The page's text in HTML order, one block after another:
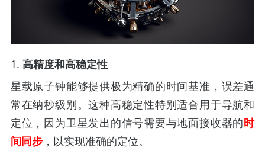
1. 高精度和高稳定性
星载原子钟能够提供极为精确的时间基准，误差通
常在纳秒级别。这种高稳定性特别适合用于导航和
定位，因为卫星发出的信号需要与地面接收器的时
间同步，以实现准确的定位。